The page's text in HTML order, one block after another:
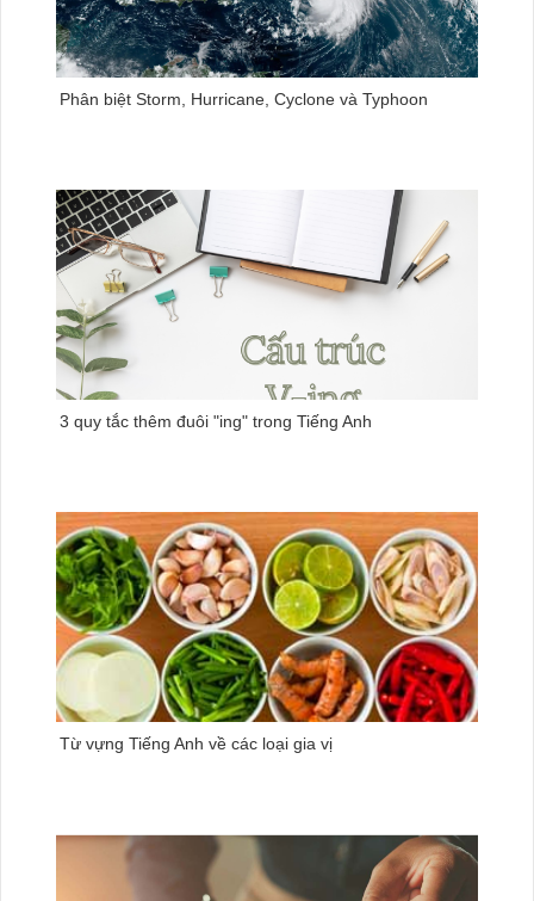
Phân biệt Storm, Hurricane, Cyclone và Typhoon
3 quy tắc thêm đuôi "ing" trong Tiếng Anh
Từ vựng Tiếng Anh về các loại gia vị